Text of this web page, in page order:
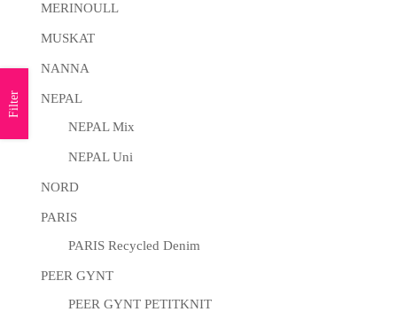
MERINOULL
MUSKAT
NANNA
NEPAL
NEPAL Mix
NEPAL Uni
NORD
PARIS
PARIS Recycled Denim
PEER GYNT
PEER GYNT PETITKNIT
Filter